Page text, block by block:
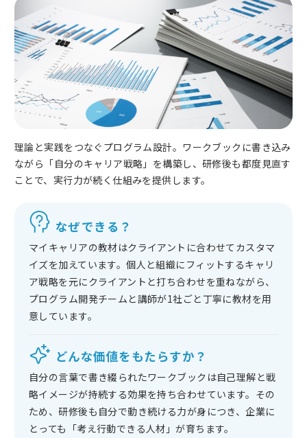
理論と実践をつなぐプログラム設計。ワークブックに書き込み
ながら「自分のキャリア戦略」を構築し、研修後も都度見直す
ことで、実行力が続く仕組みを提供します。
なぜできる？
マイキャリアの教材はクライアントに合わせてカスタマ
イズを加えています。個人と組織にフィットするキャリ
ア戦略を元にクライアントと打ち合わせを重ねながら、
プログラム開発チームと講師が1社ごと丁寧に教材を用
意しています。
どんな価値をもたらすか？
自分の言葉で書き綴られたワークブックは自己理解と戦
略イメージが持続する効果を持ち合わせています。その
ため、研修後も自分で動き続ける力が身につき、企業に
とっても「考え行動できる人材」が育ちます。